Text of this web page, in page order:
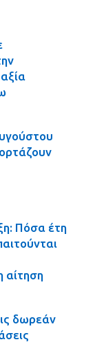
Πόσα έτη
αίτηση
δωρεάν